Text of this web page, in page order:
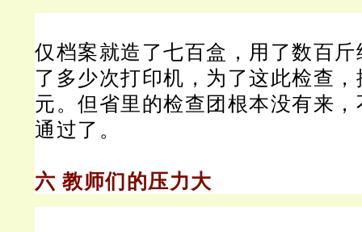
仅档案就造了七百盒，用了数百
了多少次打印机，为了这此检查
元。 但省里的检查团根本没有来
通过了。
六 教师们的压力大